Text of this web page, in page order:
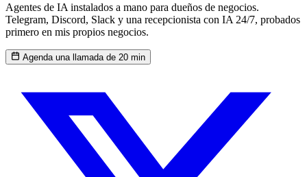
Agentes de IA instalados a mano para dueños de negocios.
Telegram, Discord, Slack y una recepcionista con IA 24/7, probados
primero en mis propios negocios.
Agenda una llamada de 20 min